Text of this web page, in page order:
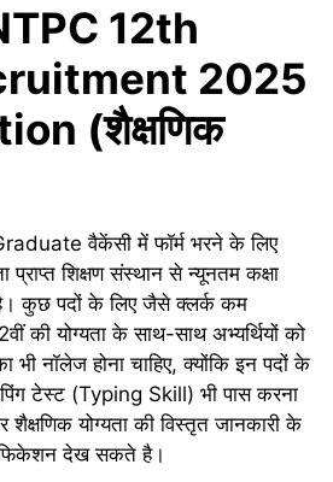
12th
2025
(शैक्षणिक
वैकेंसी में फॉर्म भरने के लिए
प्राप्त शिक्षण संस्थान से न्यूनतम कक्षा
कुछ पदों के लिए जैसे क्लर्क कम
की योग्यता के साथ-साथ अभ्यर्थियों को
भी नॉलेज होना चाहिए, क्योंकि इन पदों के
टेस्ट (Typing Skill) भी पास करना
योग्यता की विस्तृत जानकारी के
देख सकते है।